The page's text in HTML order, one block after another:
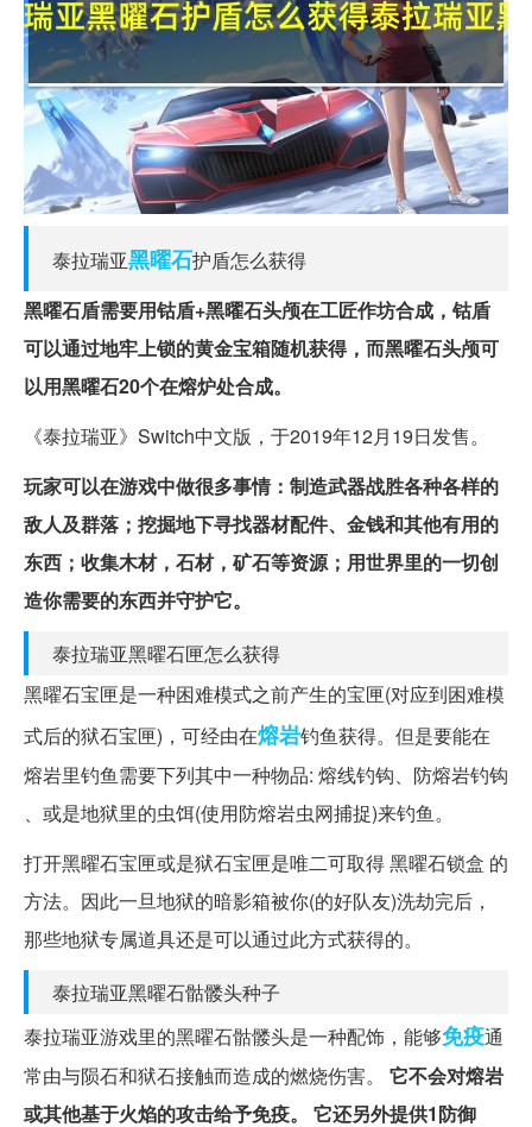
泰拉瑞亚黑曜石护盾怎么获得
黑曜石盾需要用钴盾+黑曜石头颅在工匠作坊合成，钴盾
可以通过地牢上锁的黄金宝箱随机获得，而黑曜石头颅可
以用黑曜石20个在熔炉处合成。
《泰拉瑞亚》Switch中文版，于2019年12月19日发售。
玩家可以在游戏中做很多事情：制造武器战胜各种各样的
敌人及群落；挖掘地下寻找器材配件、金钱和其他有用的
东西；收集木材，石材，矿石等资源；用世界里的一切创
造你需要的东西并守护它。
泰拉瑞亚黑曜石匣怎么获得
黑曜石宝匣是一种困难模式之前产生的宝匣(对应到困难模
式后的狱石宝匣)，可经由在熔岩钓鱼获得。但是要能在
熔岩里钓鱼需要下列其中一种物品: 熔线钓钩、防熔岩钓钩
、或是地狱里的虫饵(使用防熔岩虫网捕捉)来钓鱼。
打开黑曜石宝匣或是狱石宝匣是唯二可取得 黑曜石锁盒 的
方法。因此一旦地狱的暗影箱被你(的好队友)洗劫完后，
那些地狱专属道具还是可以通过此方式获得的。
泰拉瑞亚黑曜石骷髅头种子
泰拉瑞亚游戏里的黑曜石骷髅头是一种配饰，能够免疫通
常由与陨石和狱石接触而造成的燃烧伤害。 它不会对熔岩
或其他基于火焰的攻击给予免疫。
它还另外提供1防御